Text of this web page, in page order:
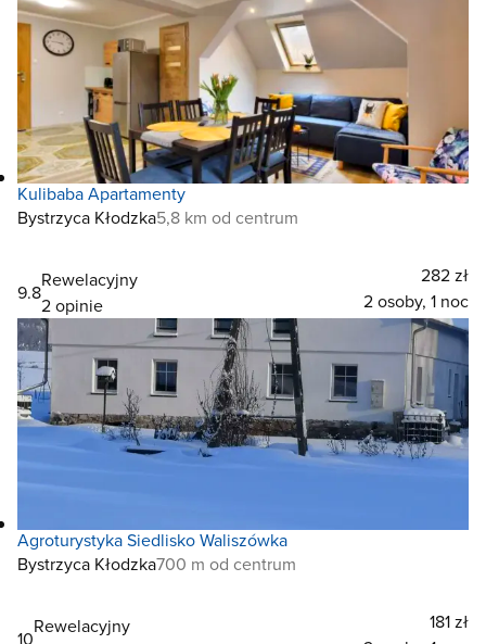
Kulibaba Apartamenty
Bystrzyca Kłodzka5,8 km od centrum
9.8
Rewelacyjny
2 opinie
282 zł
2 osoby, 1 noc
Agroturystyka Siedlisko Waliszówka
Bystrzyca Kłodzka700 m od centrum
10
Rewelacyjny
181 zł